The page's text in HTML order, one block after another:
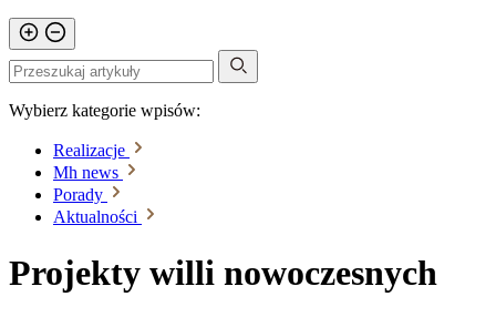
Wybierz kategorie wpisów:
Realizacje
Mh news
Porady
Aktualności
Projekty willi nowoczesnych